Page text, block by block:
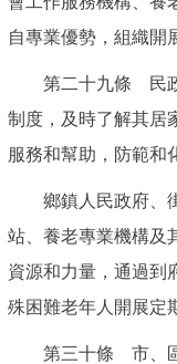
自專業優勢，組織開
第二十九條 民政
制度，及時了解其居
服務和幫助，防範和
鄉鎮人民政府、街
站、養老專業機構及
資源和力量，通過到
殊困難老年人開展定
第三十條 市、區